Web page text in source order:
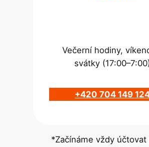
Večerní hodiny,
svátky
+420 704 149
*Začínáme vždy účtovat